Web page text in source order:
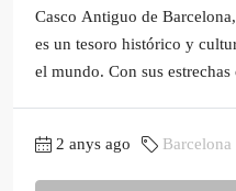
Casco Antiguo de
es un tesoro histórico y
el mundo. Con sus estrechas
2 anys ago Barcelona